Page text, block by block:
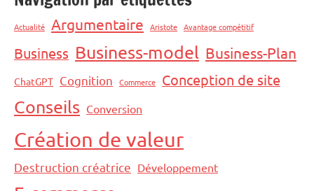
Actualité Argumentaire Aristote Avantage compétitif
Business Business-model Business-Plan
ChatGPT Cognition Commerce Conception de site
Conseils Conversion
Création de valeur
Destruction créatrice Développement